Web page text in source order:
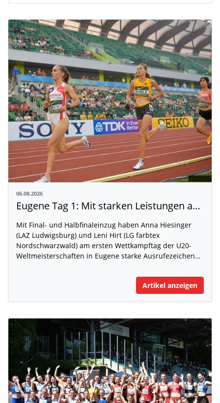
06.08.2026
Eugene Tag 1: Mit starken Leistungen auf der WM-Bühne
Mit Final- und Halbfinaleinzug haben Anna Hiesinger
(LAZ Ludwigsburg) und Leni Hirt (LG farbtex
Nordschwarzwald) am ersten Wettkampftag der U20-
Weltmeisterschaften in Eugene starke Ausrufezeichen…
Artikel anzeigen